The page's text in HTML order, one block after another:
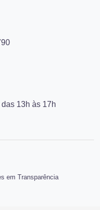
13h às 17h
em Transparência